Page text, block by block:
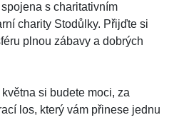
s charitativním
charity Stodůlky. Přijďte si
plnou zábavy a dobrých
si budete moci, za
los, který vám přinese jednu